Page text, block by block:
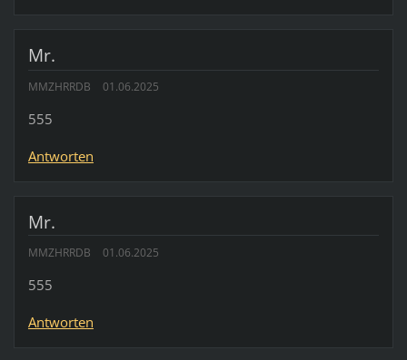
Mr.
MMZHRRDB 01.06.2025
555
Antworten
Mr.
MMZHRRDB 01.06.2025
555
Antworten